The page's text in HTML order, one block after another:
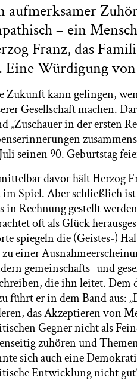
aufmerksamer
– ein
Franz, das
Eine Würdigung
Zukunft kann gelingen,
Gesellschaft machen.
„Zuschauer in der ersten
seinen 90. Geburtstag
davor hält Herzog
Spiel. Aber schließlich ist
in Rechnung gestellt
oft als Glück
spiegeln die (Geistes-)
einer
gemeinschafts- und
die ihn leitet. Dem
führt er in dem Band aus:
das Akzeptieren von
Gegner nicht als
zuhören und
sich auch eine
Entwicklung nicht